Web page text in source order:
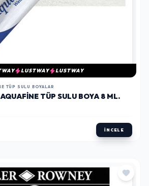
LUSTWAY LUSTWAY
TÜP SULU BOYALAR
TÜP SULU BOYA 8 ML.
İNCELE